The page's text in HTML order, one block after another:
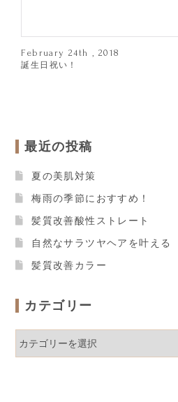
February 24th , 2018
誕生日祝い！
最近の投稿
夏の美肌対策
梅雨の季節におすすめ！
髪質改善酸性ストレート
自然なサラツヤヘアを叶える
髪質改善カラー
カテゴリー
テ
ゴ